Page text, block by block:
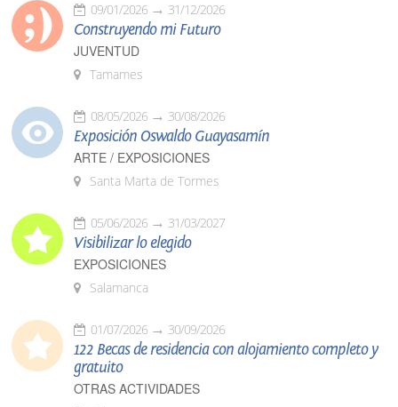
09/01/2026 31/12/2026
Construyendo mi Futuro
JUVENTUD
Tamames
08/05/2026 30/08/2026
Exposición Oswaldo Guayasamín
ARTE / EXPOSICIONES
Santa Marta de Tormes
05/06/2026 31/03/2027
Visibilizar lo elegido
EXPOSICIONES
Salamanca
01/07/2026 30/09/2026
122 Becas de residencia con alojamiento completo y
gratuito
OTRAS ACTIVIDADES